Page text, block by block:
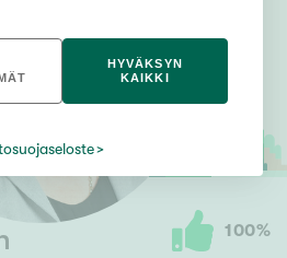
100%
HYVÄKSYN
KAIKKI